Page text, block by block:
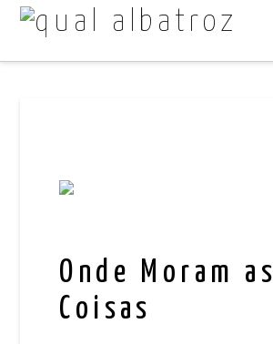
Onde Moram as
Coisas